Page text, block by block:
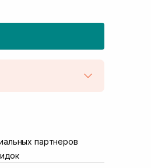
(Duck's
В наличии
В наличии
партнеров